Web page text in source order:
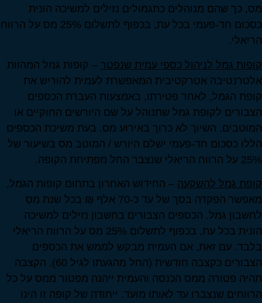
מס, כך שהם מנוהלים כתגמולים נזילים למשיכה הונית
כסכום חד-פעמי בכל עת, בכפוף לתשלום 25% מס על הרווח
הריאלי.
קופות גמל לניהול כספי עמית שנפטר – קופות גמל המהוות
אלטרנטיבה אטרקטיבית המאפשרת לעמית להוריש את
קופת הגמל, לאחר פטירתו, באמצעות העברת הכספים
הצבורים לקופת גמל שתנוהל על שם היורשים החוקיים או
המוטבים. השיוך לא כרוך באירוע מס. בעת משיכת הכספים
הללו כסכום חד-פעמי ישלם היורש / המוטב מס בשיעור של
25% על הרווח הריאלי שנצבר החל מפתיחת הקופה.
קופת גמל להשקעה – החידוש האחרון בתחום קופות הגמל,
מאפשר הפקדה בסך של עד כ-70 אלף ₪ בכל שנת מס
לחשבון גמל. הכספים הצבורים בחשבון נזילים למשיכה
הונית בכל עת, בכפוף לתשלום 25% מס על הרווח הריאלי
בלבד. עם זאת, אם העמית מבקש לממש את הכספים
הצבורים כקצבה חודשית (החל מהגעתו לגיל 60), הקצבה
תהיה פטורה ממס הכנסה והעמית ייהנה מפטור ממס על כל
הרווחים שנצברו עד לאותו מועד. ייחודה של קופה זו הינו